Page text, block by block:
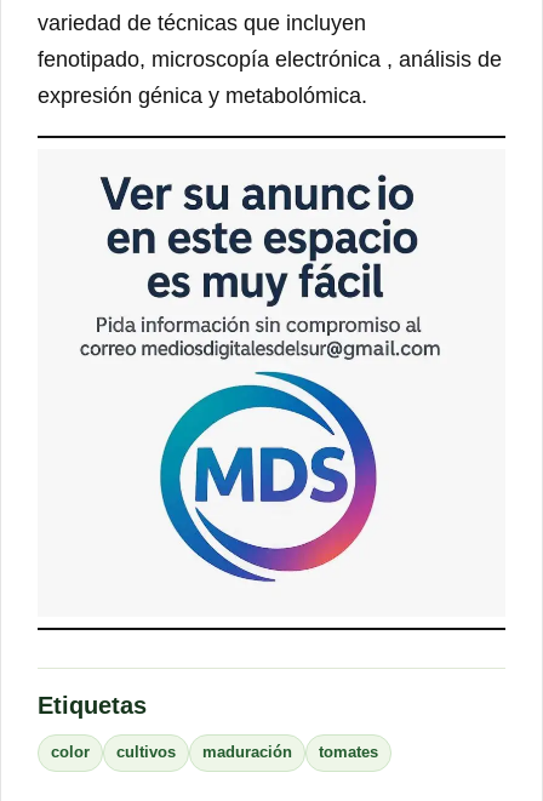
variedad de técnicas que incluyen
fenotipado, microscopía electrónica , análisis de
expresión génica y metabolómica.
Etiquetas
color cultivos maduración tomates